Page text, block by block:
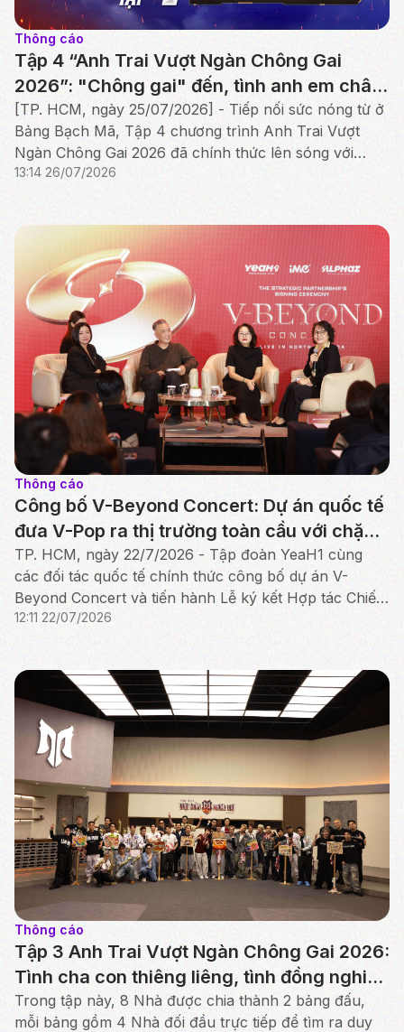
Thông cáo
Tập 4 “Anh Trai Vượt Ngàn Chông Gai
2026”: "Chông gai" đến, tình anh em chân
thành thắp sáng Công diễn đầu tiên
[TP. HCM, ngày 25/07/2026] - Tiếp nối sức nóng từ ở
Bảng Bạch Mã, Tập 4 chương trình Anh Trai Vượt
Ngàn Chông Gai 2026 đã chính thức lên sóng với
cuộc tranh tài nghẹt thở của Bảng Hắc Mã
13:14 26/07/2026
Thông cáo
Công bố V-Beyond Concert: Dự án quốc tế
đưa V-Pop ra thị trường toàn cầu với chặng
đầu tiên tại Bắc Mỹ
TP. HCM, ngày 22/7/2026 - Tập đoàn YeaH1 cùng
các đối tác quốc tế chính thức công bố dự án V-
Beyond Concert và tiến hành Lễ ký kết Hợp tác Chiến
lược giữa YeaH1, iMe Entertainment Group và AlphaZ.
12:11 22/07/2026
Thông cáo
Tập 3 Anh Trai Vượt Ngàn Chông Gai 2026:
Tình cha con thiêng liêng, tình đồng nghiệp
chân thành hiện lên sân khấu
Trong tập này, 8 Nhà được chia thành 2 bảng đấu,
mỗi bảng gồm 4 Nhà đối đầu trực tiếp để tìm ra duy